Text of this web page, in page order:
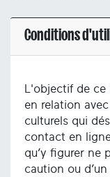
Conditions
L'objectif de
en relation
culturels qui
contact en
qu’y figurer ne
caution ou